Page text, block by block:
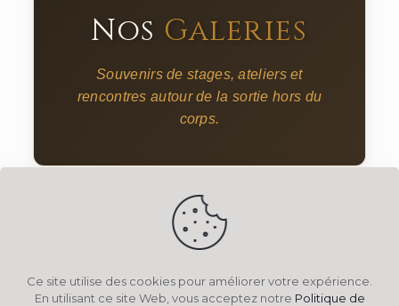
Nos Galeries
Souvenirs de stages, ateliers et
rencontres autour de la sortie hors du
corps.
Ce site utilise des cookies pour améliorer votre expérience.
En utilisant ce site Web, vous acceptez notre Politique de